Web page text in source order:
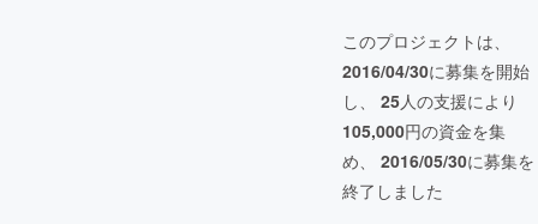
このプロジェクトは、
2016/04/30に募集を開始
し、 25人の支援により
105,000円の資金を集
め、 2016/05/30に募集を
終了しました